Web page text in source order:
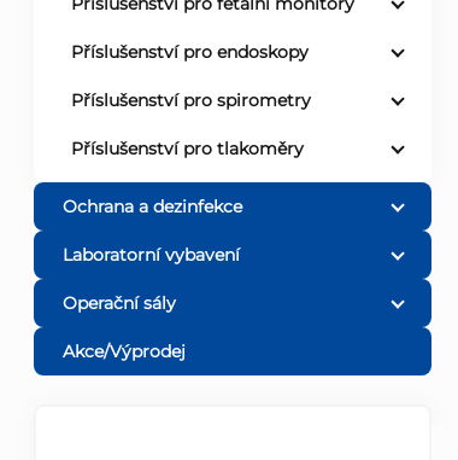
l
Příslušenství pro endoskopy
Příslušenství pro spirometry
Příslušenství pro tlakoměry
Ochrana a dezinfekce
Laboratorní vybavení
Operační sály
Akce/Výprodej